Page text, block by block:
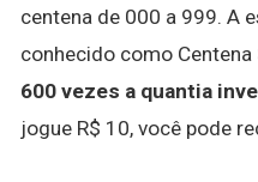
centena de 000 a 999. A
conhecido como Centena
600 vezes a quantia
jogue R$ 10, você pode